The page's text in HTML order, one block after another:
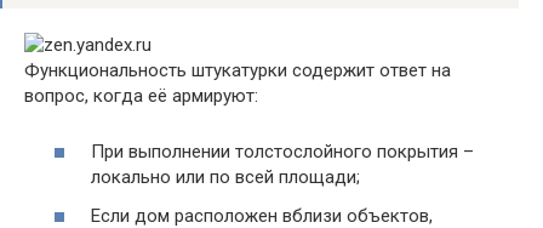
Функциональность штукатурки содержит ответ на
вопрос, когда её армируют:
При выполнении толстослойного покрытия –
локально или по всей площади;
Если дом расположен вблизи объектов,